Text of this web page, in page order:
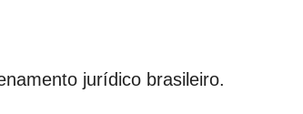
jurídico brasileiro.